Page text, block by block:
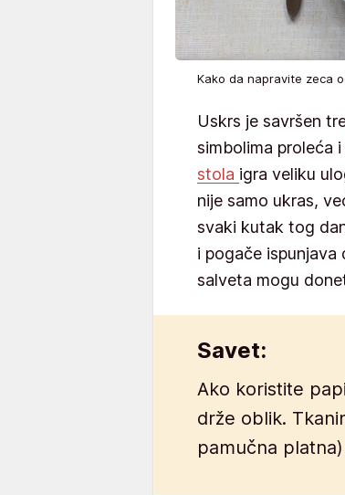
Kako da napravite zeca
Uskrs je savršen
simbolima proleća
stola igra veliku
nije samo ukras,
svaki kutak tog
i pogače
salveta mogu
Savet:
Ako koristite
drže oblik.
pamučna